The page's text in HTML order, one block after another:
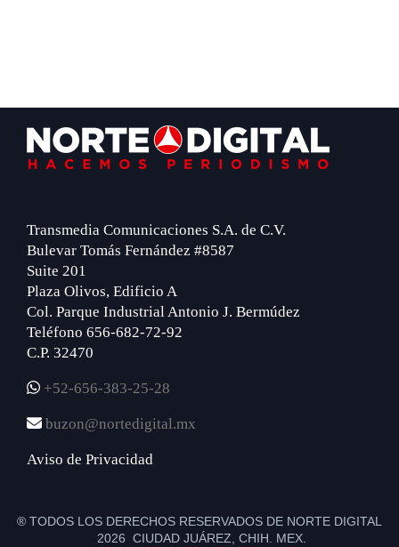
Footer
Transmedia Comunicaciones S.A. de C.V.
Bulevar Tomás Fernández #8587
Suite 201
Plaza Olivos, Edificio A
Col. Parque Industrial Antonio J. Bermúdez
Teléfono 656-682-72-92
C.P. 32470
+52-656-383-25-28
buzon@nortedigital.mx
Aviso de Privacidad
® TODOS LOS DERECHOS RESERVADOS DE NORTE DIGITAL
2026 CIUDAD JUÁREZ, CHIH. MEX.